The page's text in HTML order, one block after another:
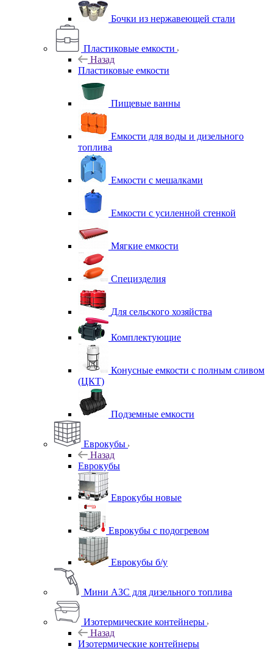
Бочки из нержавеющей стали
Пластиковые емкости
Назад
Пластиковые емкости
Пищевые ванны
Емкости для воды и дизельного
топлива
Емкости с мешалками
Емкости с усиленной стенкой
Мягкие емкости
Специзделия
Для сельского хозяйства
Комплектующие
Конусные емкости с полным сливом
(ЦКТ)
Подземные емкости
Еврокубы
Назад
Еврокубы
Еврокубы новые
Еврокубы с подогревом
Еврокубы б/у
Мини АЗС для дизельного топлива
Изотермические контейнеры
Назад
Изотермические контейнеры